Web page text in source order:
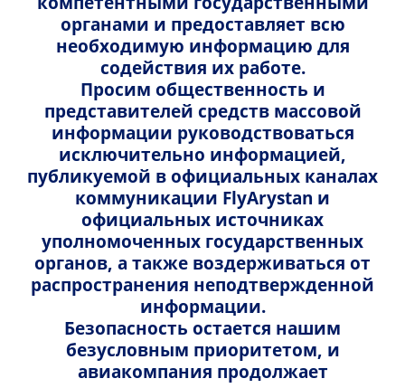
органами и предоставляет всю
необходимую информацию для
содействия их работе.
Просим общественность и
представителей средств массовой
информации руководствоваться
исключительно информацией,
публикуемой в официальных каналах
коммуникации FlyArystan и
официальных источниках
уполномоченных государственных
органов, а также воздерживаться от
распространения неподтвержденной
информации.
Безопасность остается нашим
безусловным приоритетом, и
авиакомпания продолжает
Дата обратно
Найти
Акция! Скидки до -45% на багаж
на международные рейсы!
Планируете поездку за границу? Воспользуйтесь
нашим уникальным предложением и сэкономьте на
провозе багажа! Доступныскидки на багаж от 20
до 60 кгна рейсы в/из Турции, Азербайджана и